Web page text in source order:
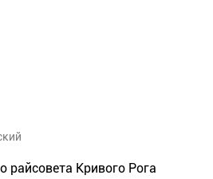
райсовета Кривого Рога